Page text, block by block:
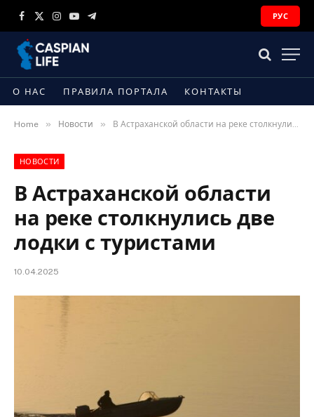
Facebook
X
Instagram
YouTubeTelegram
РУС
О НАС ПРАВИЛА ПОРТАЛА КОНТАКТЫ
Home » Новости » В Астраханской области на реке столкнулись две лодки с туристами
НОВОСТИ
В Астраханской области
на реке столкнулись две
лодки с туристами
10.04.2025